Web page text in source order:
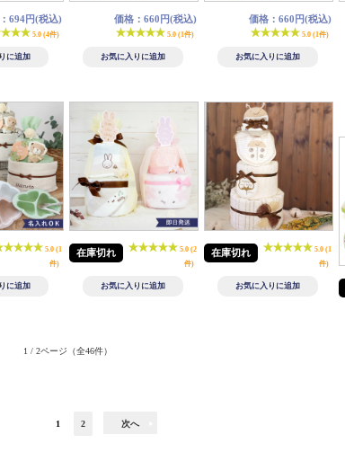
694円(税込)
5.0 (4件)
価格：660円(税込)
5.0 (1件)
価格：660円(税込)
5.0 (1件)
5.0 (1
件)
在庫切れ
5.0 (2
件)
在庫切れ
5.0 (1
件)
1 / 2ページ （全46件）
1 2 次へ